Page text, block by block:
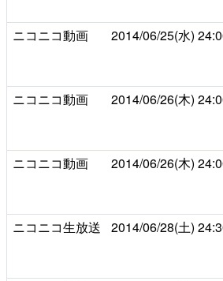
ニコニコ動画 2014/06/25(水)
ニコニコ動画 2014/06/26(木)
ニコニコ動画 2014/06/26(木)
ニコニコ生放送 2014/06/28(土)